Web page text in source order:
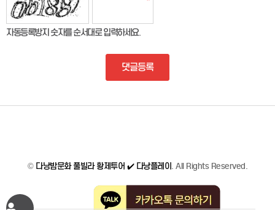
자동등록방지 숫자를 순서대로 입력하세요.
댓글등록
© 다낭밤문화 풀빌라 황제투어 ✔️ 다낭플레이 . All Rights Reserved.